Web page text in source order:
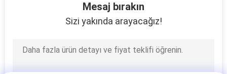
Manyetik Ayırıcı
Mesaj bırakın
Sizi yakında arayacağız!